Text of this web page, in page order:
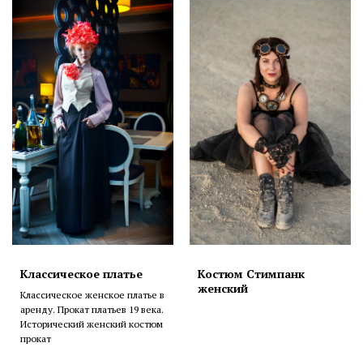
Классическое платье
Классическое женское платье в
аренду. Прокат платьев 19 века.
Исторический женский костюм
прокат
Костюм Стимпанк
женский